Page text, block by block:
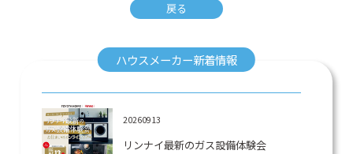
戻る
ハウスメーカー新着情報
20260913
リンナイ最新のガス設備体験会